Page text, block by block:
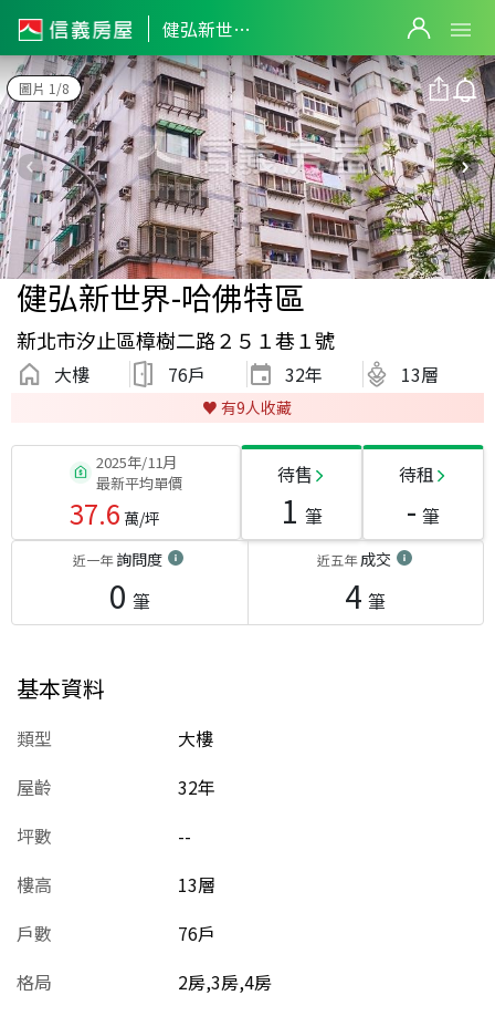
健弘新世界-哈佛特區
圖片 1/8
健弘新世界-哈佛特區
新北市汐止區樟樹二路２５１巷１號
大樓 76戶 32年 13層
♥️ 有9人收藏
2025年/11月
最新平均單價
37.6 萬/坪
待售
1 筆
待租
- 筆
近一年詢問度
0 筆
近五年成交
4 筆
基本資料
類型
大樓
屋齡
32年
坪數
--
樓高
13層
戶數
76戶
格局
2房,3房,4房